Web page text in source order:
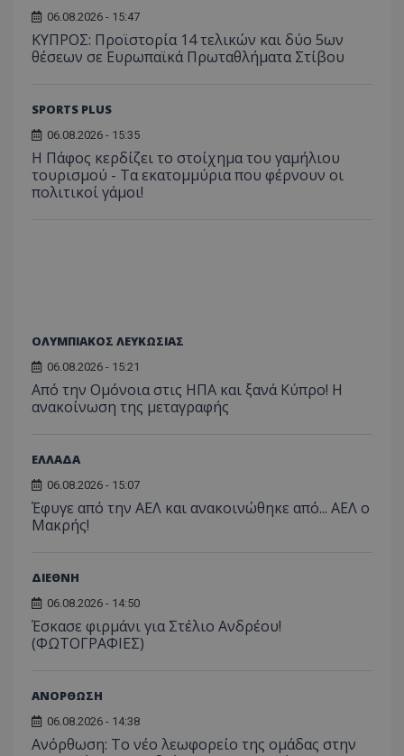
06.08.2026 - 15:47
ΚΥΠΡΟΣ: Προϊστορία 14 τελικών και δύο 5ων
θέσεων σε Ευρωπαϊκά Πρωταθλήματα Στίβου
SPORTS PLUS
06.08.2026 - 15:35
Η Πάφος κερδίζει το στοίχημα του γαμήλιου
τουρισμού - Τα εκατομμύρια που φέρνουν οι
πολιτικοί γάμοι!
ΟΛΥΜΠΙΑΚΟΣ ΛΕΥΚΩΣΙΑΣ
06.08.2026 - 15:21
Από την Ομόνοια στις ΗΠΑ και ξανά Κύπρο! Η
ανακοίνωση της μεταγραφής
ΕΛΛΑΔΑ
06.08.2026 - 15:07
Έφυγε από την ΑΕΛ και ανακοινώθηκε από... ΑΕΛ ο
Μακρής!
ΔΙΕΘΝΗ
06.08.2026 - 14:50
Έσκασε φιρμάνι για Στέλιο Ανδρέου!
(ΦΩΤΟΓΡΑΦΙΕΣ)
ΑΝΟΡΘΩΣΗ
06.08.2026 - 14:38
Ανόρθωση: Το νέο λεωφορείο της ομάδας στην